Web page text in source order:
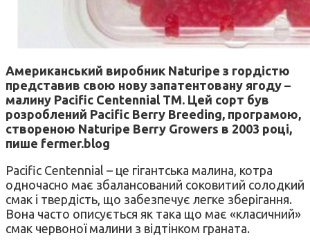
Американський виробник Naturipe з гордістю
представив свою нову запатентовану ягоду –
малину Pacific Centennial TM. Цей сорт був
розроблений Pacific Berry Breeding, програмою,
створеною Naturipe Berry Growers в 2003 році,
пише fermer.blog
Pacific Centennial – це гігантська малина, котра
одночасно має збалансований соковитий солодкий
смак і твердість, що забезпечує легке зберігання.
Вона часто описується як така що має «класичний»
смак червоної малини з відтінком граната.